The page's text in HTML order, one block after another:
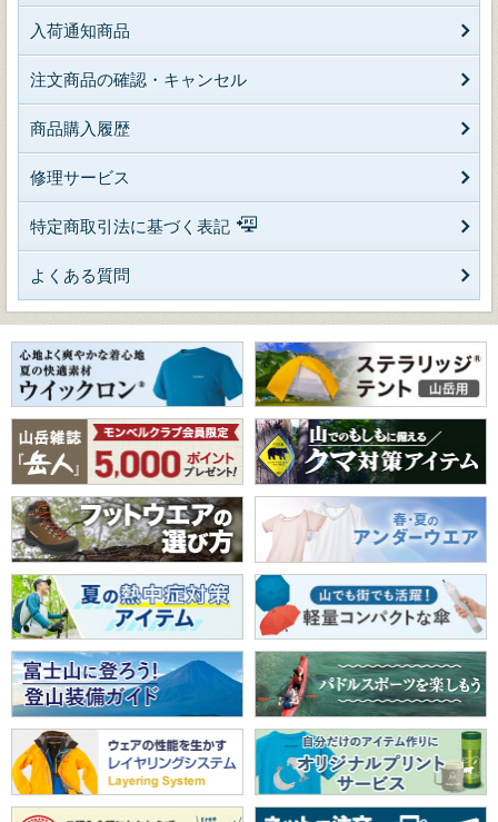
入荷通知商品
注文商品の確認・キャンセル
商品購入履歴
修理サービス
特定商取引法に基づく表記
よくある質問